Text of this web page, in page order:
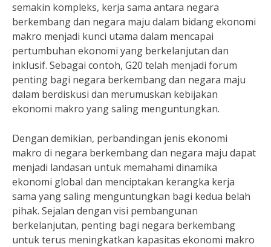
semakin kompleks, kerja sama antara negara
berkembang dan negara maju dalam bidang ekonomi
makro menjadi kunci utama dalam mencapai
pertumbuhan ekonomi yang berkelanjutan dan
inklusif. Sebagai contoh, G20 telah menjadi forum
penting bagi negara berkembang dan negara maju
dalam berdiskusi dan merumuskan kebijakan
ekonomi makro yang saling menguntungkan.
Dengan demikian, perbandingan jenis ekonomi
makro di negara berkembang dan negara maju dapat
menjadi landasan untuk memahami dinamika
ekonomi global dan menciptakan kerangka kerja
sama yang saling menguntungkan bagi kedua belah
pihak. Sejalan dengan visi pembangunan
berkelanjutan, penting bagi negara berkembang
untuk terus meningkatkan kapasitas ekonomi makro